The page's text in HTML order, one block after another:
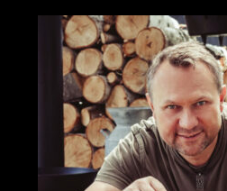
Usługi
Portfolio
Blog
Kontakt